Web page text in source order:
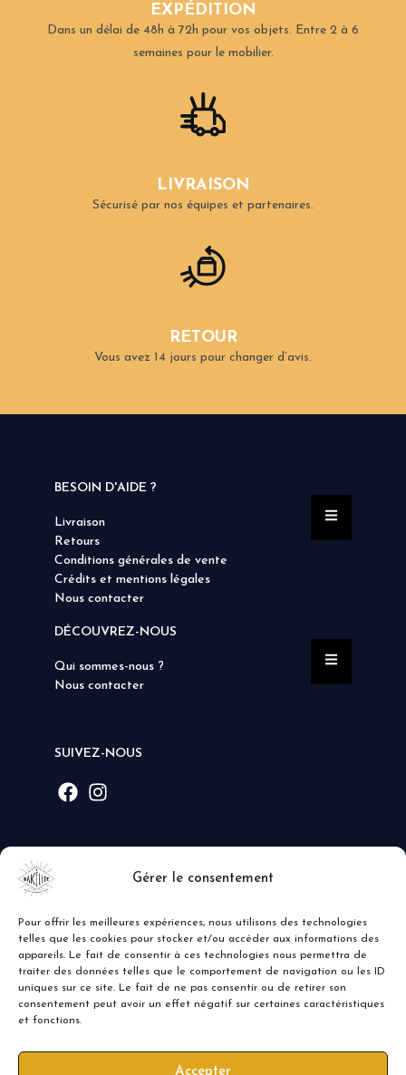
Gérer le consentement
Pour offrir les meilleures expériences, nous utilisons des technologies
telles que les cookies pour stocker et/ou accéder aux informations des
appareils. Le fait de consentir à ces technologies nous permettra de
traiter des données telles que le comportement de navigation ou les ID
uniques sur ce site. Le fait de ne pas consentir ou de retirer son
consentement peut avoir un effet négatif sur certaines caractéristiques
et fonctions.
Accepter
EXPÉDITION
Dans un délai de 48h à 72h pour vos objets. Entre 2 à 6
semaines pour le mobilier.
LIVRAISON
Sécurisé par nos équipes et partenaires.
RETOUR
Vous avez 14 jours pour changer d’avis.
BESOIN D'AIDE ?
Livraison
Retours
Conditions générales de vente
Crédits et mentions légales
Nous contacter
DÉCOUVREZ-NOUS
Qui sommes-nous ?
Nous contacter
SUIVEZ-NOUS